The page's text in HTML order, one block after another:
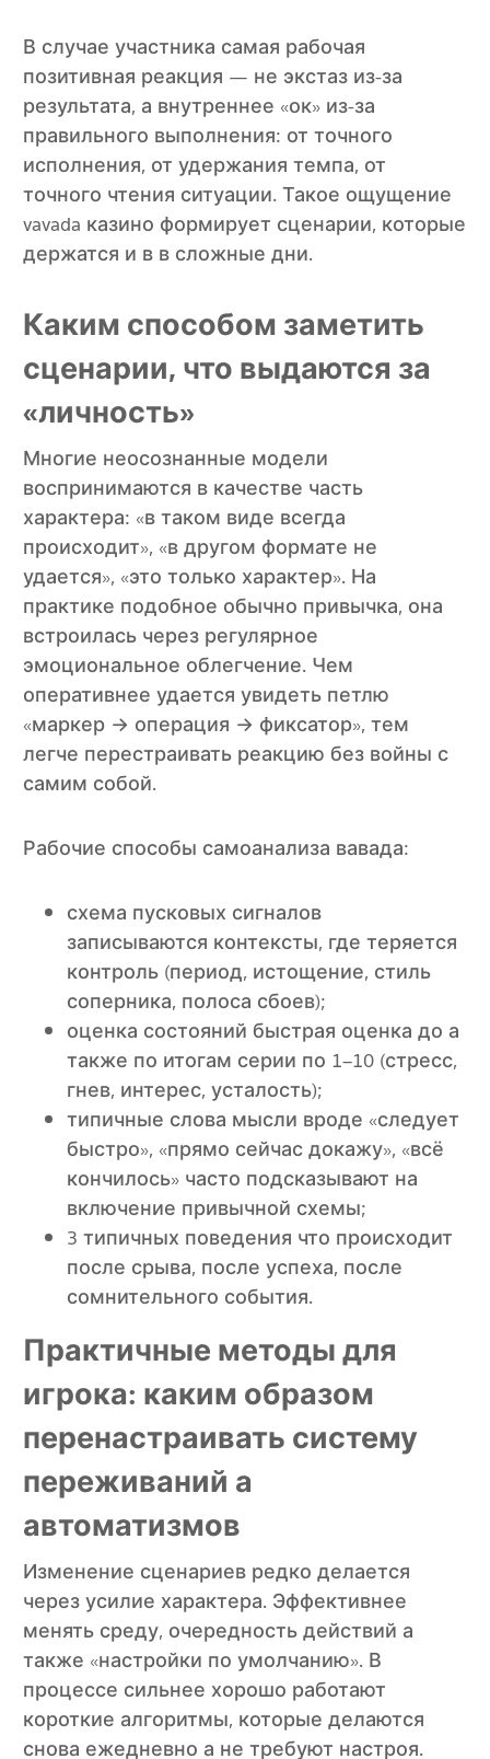
В случае участника самая рабочая
позитивная реакция — не экстаз из-за
результата, а внутреннее «ок» из-за
правильного выполнения: от точного
исполнения, от удержания темпа, от
точного чтения ситуации. Такое ощущение
vavada казино формирует сценарии, которые
держатся и в в сложные дни.
Каким способом заметить
сценарии, что выдаются за
«личность»
Многие неосознанные модели
воспринимаются в качестве часть
характера: «в таком виде всегда
происходит», «в другом формате не
удается», «это только характер». На
практике подобное обычно привычка, она
встроилась через регулярное
эмоциональное облегчение. Чем
оперативнее удается увидеть петлю
«маркер → операция → фиксатор», тем
легче перестраивать реакцию без войны с
самим собой.
Рабочие способы самоанализа вавада:
схема пусковых сигналов
записываются контексты, где теряется
контроль (период, истощение, стиль
соперника, полоса сбоев);
оценка состояний быстрая оценка до а
также по итогам серии по 1–10 (стресс,
гнев, интерес, усталость);
типичные слова мысли вроде «следует
быстро», «прямо сейчас докажу», «всё
кончилось» часто подсказывают на
включение привычной схемы;
3 типичных поведения что происходит
после срыва, после успеха, после
сомнительного события.
Практичные методы для
игрока: каким образом
перенастраивать систему
переживаний а
автоматизмов
Изменение сценариев редко делается
через усилие характера. Эффективнее
менять среду, очередность действий а
также «настройки по умолчанию». В
процессе сильнее хорошо работают
короткие алгоритмы, которые делаются
снова ежедневно а не требуют настроя.